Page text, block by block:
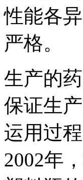
性能各
严格。
生产的
保证生
运用过
2002年